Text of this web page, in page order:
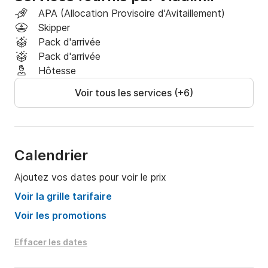
1. ÉQUIPEMENT BATEAU POUR LES ACTIVITÉS
LIBRES :
- Semi-rigide de 3,8 m avec moteur de 50 CV (avec
skipper)
- Deux paddles (SUP)
- Assistance 24h/24 et 7j/7, guides nautiques
multilingues et cartes marines
- Internet 4G LTE (100 Go de données inclus) + Wi-
APA (Allocation Provisoire d'Avitaillement)
Skipper
Pack d'arrivée
Pack d'arrivée
Hôtesse
Voir tous les services (+6)
Calendrier
Ajoutez vos dates pour voir le prix
Voir la grille tarifaire
Voir les promotions
Effacer les dates